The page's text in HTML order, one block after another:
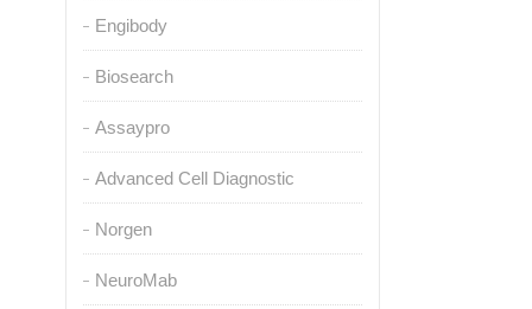
Engibody
Biosearch
Assaypro
Advanced Cell Diagnostic
Norgen
NeuroMab